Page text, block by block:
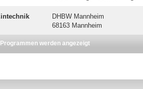
DHBW Mannheim
68163 Mannheim
werden angezeigt